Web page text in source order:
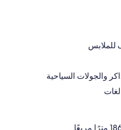
للملابس
والجولات السياحية